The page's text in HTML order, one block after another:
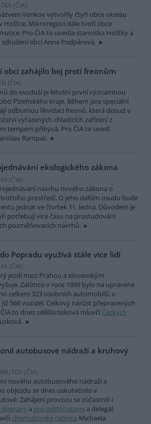
(ČIA)
Venkov vytvořily čtyři obce okresu
Hoštce. Mikroregion dále tvoří obce
Pro ČIA to uvedla starostka Hoštky a
obcí Anna Podpěrová.
obcí zahájilo boj proti freonům
(ČIA)
do ovzduší je letošní první významnou
Plzeňského kraje. Během jara speciální
odbornou likvidaci freonů, která dosud v
vyřazených chladicích zařízení z
tempem přibývá. Pro ČIA to uvedl
Rampas.
ekologického zákona
(ČIA)
návrhu nového zákona o
prostředí. O jeho dalším osudu bude
jednat ve čtvrtek 11. ledna. Důvodem je
potřebují více času na prostudování
pozměňovacích návrhů.
Popradu využívá stále více lidí
(ČIA)
jezdí mezi Prahou a slovenským
Zatímco v roce 1999 bylo na upravené
celkem 323 osobních automobilů, v
568 vozidel. Celkový nárůst přepravených
to dnes sdělila tisková mluvčí Českých
autobusové nádraží a kruhový
(ČIA)
nového autobusového nádraží a
objezdu se dnes uskutečnilo v
Zahájení provozu se zúčastnili i
a pro místní rozvoj a delegát
chomutovské radnice Michaela